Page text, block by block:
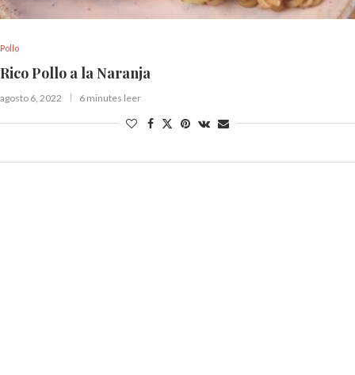
Pollo
Rico Pollo a la Naranja
agosto 6, 2022 6 minutes leer